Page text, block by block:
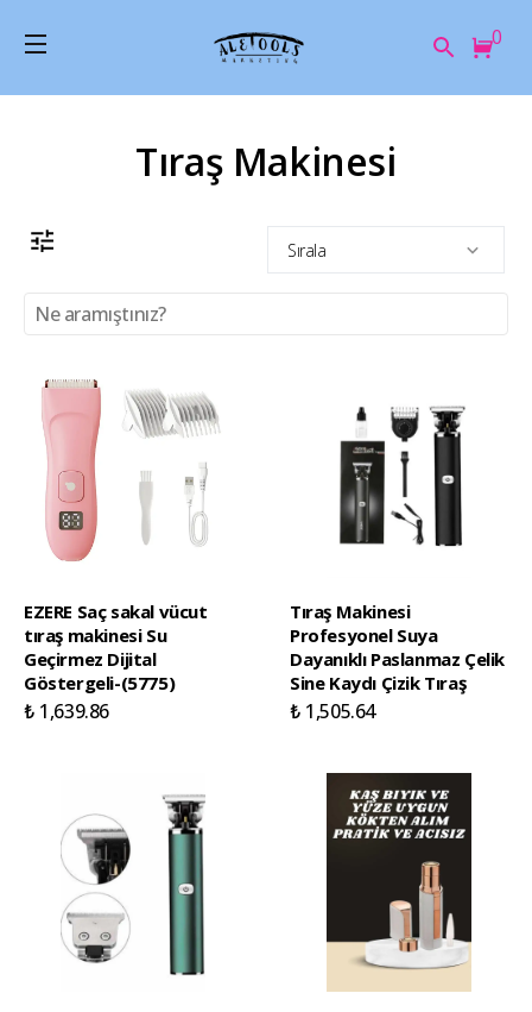
0
Tıraş Makinesi
Sırala
EZERE Saç sakal vücut
tıraş makinesi Su
Geçirmez Dijital
Göstergeli-(5775)
₺ 1,639.86
Tıraş Makinesi
Profesyonel Suya
Dayanıklı Paslanmaz Çelik
Sine Kaydı Çizik Tıraş
₺ 1,505.64